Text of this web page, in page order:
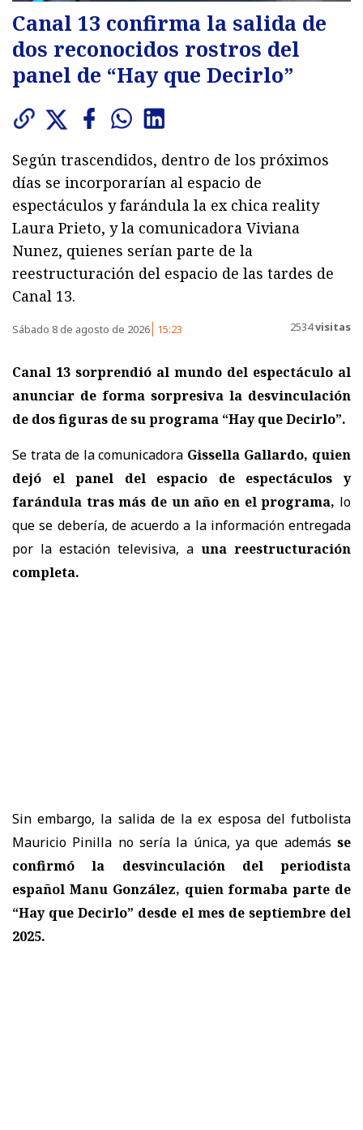
Canal 13 confirma la salida de
dos reconocidos rostros del
panel de “Hay que Decirlo”
Según trascendidos, dentro de los próximos
días se incorporarían al espacio de
espectáculos y farándula la ex chica reality
Laura Prieto, y la comunicadora Viviana
Nunez, quienes serían parte de la
reestructuración del espacio de las tardes de
Canal 13.
Sábado 8 de agosto de 2026 15:23 2534visitas
Canal 13 sorprendió al mundo del espectáculo al
anunciar de forma sorpresiva la desvinculación
de dos figuras de su programa “Hay que Decirlo”.
Se trata de la comunicadora Gissella Gallardo, quien
dejó el panel del espacio de espectáculos y
farándula tras más de un año en el programa, lo
que se debería, de acuerdo a la información entregada
por la estación televisiva, a una reestructuración
completa.
Sin embargo, la salida de la ex esposa del futbolista
Mauricio Pinilla no sería la única, ya que además se
confirmó la desvinculación del periodista
español Manu González, quien formaba parte de
“Hay que Decirlo” desde el mes de septiembre del
2025.